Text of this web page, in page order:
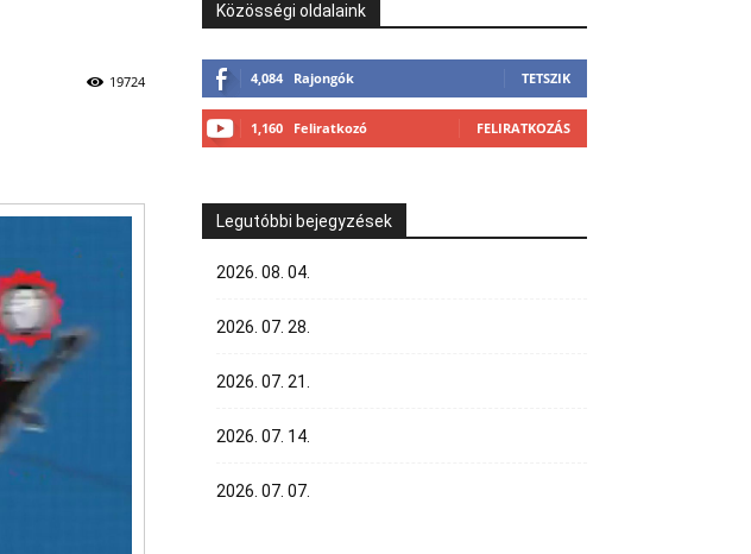
19724
Közösségi oldalaink
4,084 Rajongók TETSZIK
1,160 Feliratkozó FELIRATKOZÁS
Legutóbbi bejegyzések
2026. 08. 04.
2026. 07. 28.
2026. 07. 21.
2026. 07. 14.
2026. 07. 07.